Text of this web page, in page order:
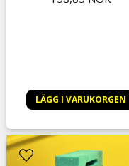
7 måneder siden
8 måneder siden
Per
8 måneder siden
Mycket bra produkter
bil
LÄGG I VARUKORGEN